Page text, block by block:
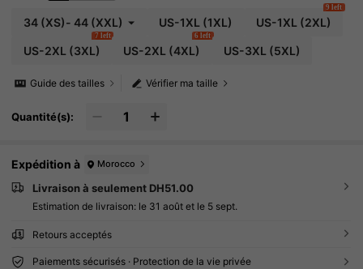
34(XS)- 44 (XXL) US-1XL (1XL) US-1XL (2XL)
9 left
US-2XL (3XL)
7 left
US-2XL (4XL)
6 left
US-3XL (5XL)
Vérifier ma taille
Guide des tailles
Quantité(s):
Expédition à Morocco
Livraison à seulement DH51.00
Estimation de livraison: le 31 août et le 5 sept.
Retours acceptés
Paiements sécurisés · Protection de la vie privée